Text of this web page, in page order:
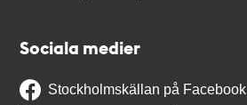
Sociala medier
Stockholmskällan på Facebook